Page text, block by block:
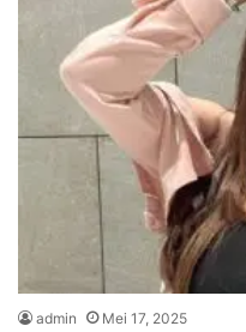
admin Mei 17, 2025